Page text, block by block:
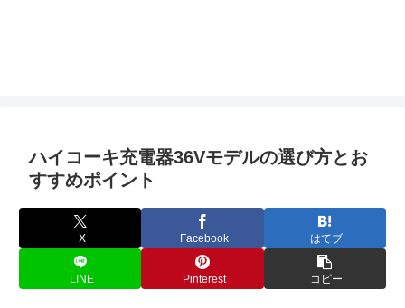
ハイコーキ充電器36Vモデルの選び方とお
すすめポイント
X Facebook はてブ
LINE Pinterest コピー